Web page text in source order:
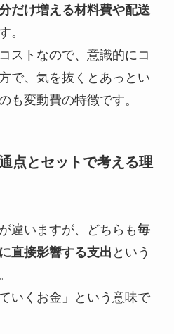
だけ増える材料費や配送
。
ストなので、意識的にコ
で、気を抜くとあっとい
も変動費の特徴です。
点とセットで考える理
違いますが、どちらも毎
直接影響する支出 という
いくお金」という意味で